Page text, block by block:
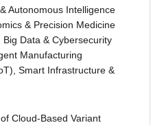
Autonomous Intelligence
& Precision Medicine
Data & Cybersecurity
Manufacturing
Smart Infrastructure &
Cloud-Based Variant